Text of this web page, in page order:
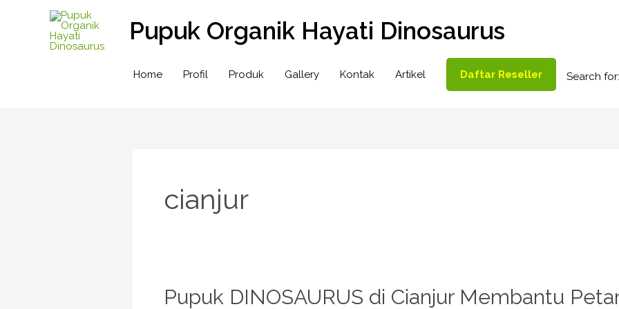
Pupuk Organik Hayati Dinosaurus
Home Profil Produk Gallery Kontak Artikel Daftar Reseller Search for:
cianjur
Pupuk DINOSAURUS di Cianjur Membantu
Pupuk